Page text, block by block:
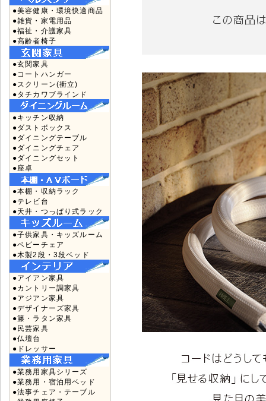
●美容健康・環境快適商品
●雑貨・家電用品
●福祉・介護家具
●高齢者椅子
●玄関家具
●コートハンガー
●スクリーン(衝立)
●タチカワブラインド
●キッチン収納
●ダストボックス
●ダイニングテーブル
●ダイニングチェア
●ダイニングセット
●座卓
●本棚・収納ラック
●テレビ台
●天井・つっぱり式ラック
●子供家具・キッズルーム
●ベビーチェア
●木製2段・3段ベッド
●アイアン家具
●カントリー調家具
●アジアン家具
●デザイナーズ家具
●籐・ラタン家具
●民芸家具
●仏壇台
●ドレッサー
●業務用家具シリーズ
●業務用・宿泊用ベッド
●法事チェア・テーブル